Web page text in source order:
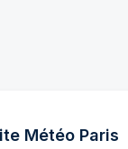
MétéoParis